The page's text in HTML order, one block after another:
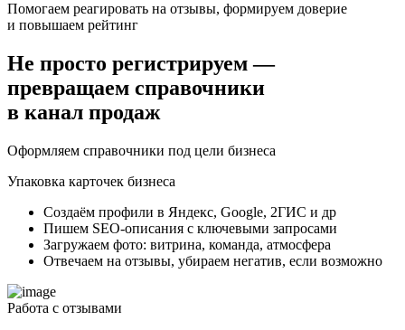
Помогаем реагировать на отзывы, формируем доверие
и повышаем рейтинг
Не просто регистрируем —
превращаем справочники
в канал продаж
Оформляем справочники под цели бизнеса
Упаковка карточек бизнеса
Создаём профили в Яндекс, Google, 2ГИС и др
Пишем SEO-описания с ключевыми запросами
Загружаем фото: витрина, команда, атмосфера
Отвечаем на отзывы, убираем негатив, если возможно
Работа с отзывами